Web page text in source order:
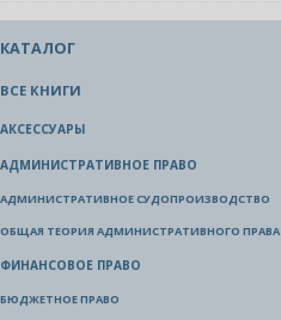
КАТАЛОГ
ВСЕ КНИГИ
АКСЕССУАРЫ
АДМИНИСТРАТИВНОЕ ПРАВО
АДМИНИСТРАТИВНОЕ СУДОПРОИЗВОДСТВО
ОБЩАЯ ТЕОРИЯ АДМИНИСТРАТИВНОГО ПРАВА
ФИНАНСОВОЕ ПРАВО
БЮДЖЕТНОЕ ПРАВО